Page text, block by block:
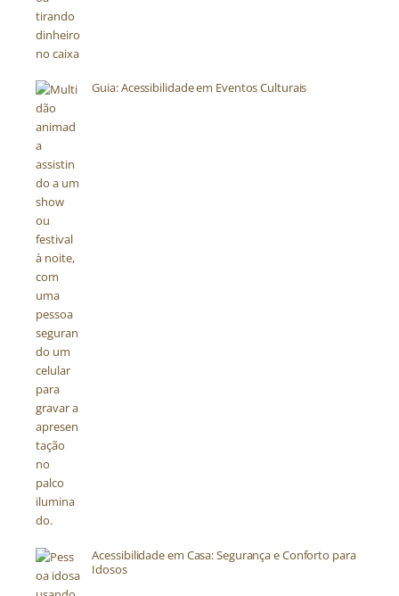
Guia: Acessibilidade em Eventos Culturais
Acessibilidade em Casa: Segurança e Conforto para
Idosos